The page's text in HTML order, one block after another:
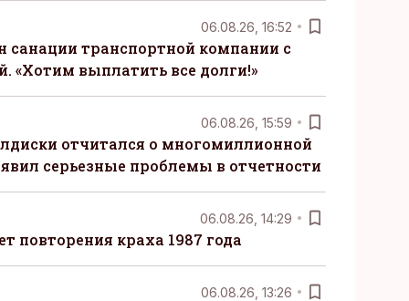
06.08.26, 16:52
санации транспортной компании с
«Хотим выплатить все долги!»
06.08.26, 15:59
отчитался о многомиллионной
серьезные проблемы в отчетности
06.08.26, 14:29
повторения краха 1987 года
06.08.26, 13:26